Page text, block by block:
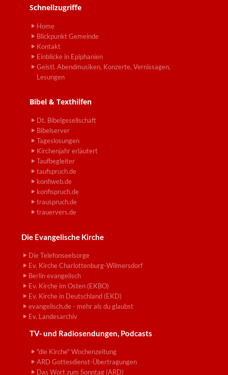
Schnellzugriffe
Home
Blickpunkt Gemeinde
Kontakt
Einblicke in Epiphanien
Geistl. Abendmusiken, Konzerte, Vernissagen,
Lesungen
Bibel & Texthilfen
Dt. Bibelgesellschaft
Bibelserver
Tageslosungen
Kirchenjahr erläutert
Taufbegleiter
taufspruch.de
konfiweb.de
konfispruch.de
trauspruch.de
trauervers.de
Die Evangelische Kirche
Die Telefonseelsorge
Ev. Kirche Charlottenburg-Wilmersdorf
Berlin evangelisch
Ev. Kirche im Osten (EKBO)
Ev. Kirche in Deutschland (EKD)
evangelisch.de - mehr als du glaubst
Ev. Landesarchiv
TV- und Radiosendungen, Podcasts
"die Kirche" Wochenzeitung
ARD Gottesdienst-Übertragungen
Das Wort zum Sonntag (ARD)